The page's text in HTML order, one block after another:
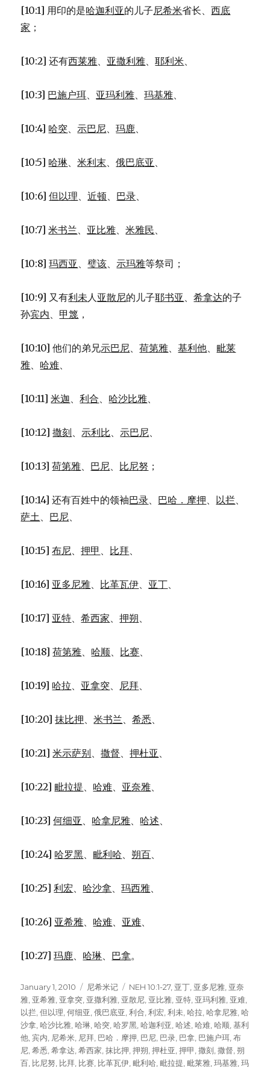
[10:1] 用印的是哈迦利亚的儿子尼希米省长、西底
家 ；
[10:2] 还有西莱雅、 亚撒利雅、耶利米、
[10:3] 巴施户珥、 亚玛利雅、玛基雅、
[10:4] 哈突、示巴尼、玛鹿、
[10:5] 哈琳、米利末、俄巴底亚 、
[10:6]但以理、近顿、 巴录、
[10:7]米书兰、 亚比雅、米雅民、
[10:8]玛西亚 、璧该、示玛雅等祭司；
[10:9] 又有利未人亚散尼的儿子耶书亚 、希拿达的子
孙宾内、 甲篾 ，
[10:10] 他们的弟兄示巴尼、荷第雅、基利他、 毗莱
雅、 哈难、
[10:11]米迦、利合、 哈沙比雅、
[10:12]撒刻、示利比、示巴尼、
[10:13]荷第雅、 巴尼、 比尼努 ；
[10:14] 还有百姓中的领袖巴录、 巴哈．摩押、 以拦、
萨土、 巴尼、
[10:15]布尼、押甲 、 比拜、
[10:16] 亚多尼雅、 比革瓦伊、 亚丁、
[10:17] 亚特、希西家、押朔、
[10:18]荷第雅、 哈顺、 比赛、
[10:19] 哈拉、 亚拿突、 尼拜、
[10:20]抹比押、米书兰、希悉、
[10:21]米示萨别、撒督、押杜亚 、
[10:22] 毗拉提、 哈难、 亚奈雅、
[10:23]何细亚 、 哈拿尼雅、 哈述、
[10:24] 哈罗黑、 毗利哈、朔百、
[10:25]利宏、 哈沙拿、玛西雅、
[10:26] 亚希雅、 哈难、 亚难、
[10:27]玛鹿、 哈琳、 巴拿。
Posted
on
January 1, 2010 Categories
尼希米记 Tags
NEH 10:1-27, 亚丁 亚多尼雅 亚奈
雅 亚希雅 亚拿突 亚撒利雅 亚散尼 亚比雅 亚特 亚玛利雅 亚难
以拦 ,但以理 ,何细亚 ,俄巴底亚 ,利合 ,利宏 ,利未 ,哈拉 ,哈拿尼雅 ,哈
沙拿 ,哈沙比雅 ,哈琳 ,哈突 ,哈罗黑 ,哈迦利亚 ,哈述 ,哈难 ,哈顺 ,基利
他 ,宾内 尼希米 尼拜 巴哈．摩押 巴尼 巴录 巴拿 巴施户珥 ,布
尼 ,希悉 ,希拿达 ,希西家 ,抹比押 ,押朔 ,押杜亚 ,押甲 ,撒刻 ,撒督 ,朔
百 比尼努 比拜 比赛 比革瓦伊 ,毗利哈 ,毗拉提 ,毗莱雅 ,玛基雅 ,玛